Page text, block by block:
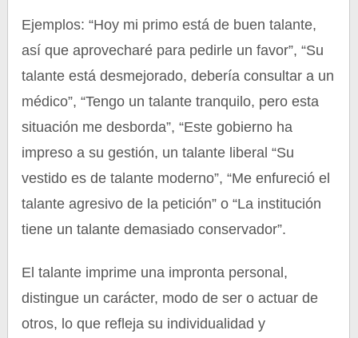
Ejemplos: “Hoy mi primo está de buen talante,
así que aprovecharé para pedirle un favor”, “Su
talante está desmejorado, debería consultar a un
médico”, “Tengo un talante tranquilo, pero esta
situación me desborda”, “Este gobierno ha
impreso a su gestión, un talante liberal “Su
vestido es de talante moderno”, “Me enfureció el
talante agresivo de la petición” o “La institución
tiene un talante demasiado conservador”.
El talante imprime una impronta personal,
distingue un carácter, modo de ser o actuar de
otros, lo que refleja su individualidad y